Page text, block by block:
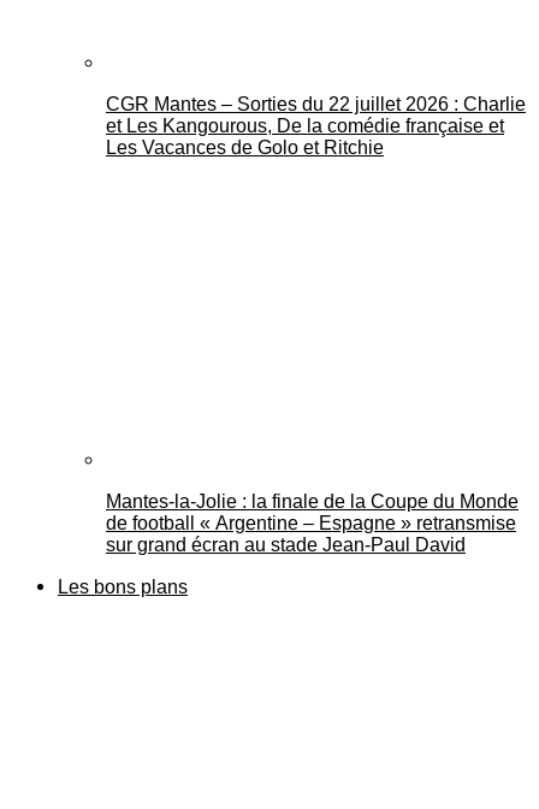
CGR Mantes – Sorties du 22 juillet 2026 : Charlie
et Les Kangourous, De la comédie française et
Les Vacances de Golo et Ritchie
Mantes-la-Jolie : la finale de la Coupe du Monde
de football « Argentine – Espagne » retransmise
sur grand écran au stade Jean-Paul David
Les bons plans